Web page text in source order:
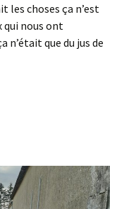
les choses ça n’est
qui nous ont
n’était que du jus de